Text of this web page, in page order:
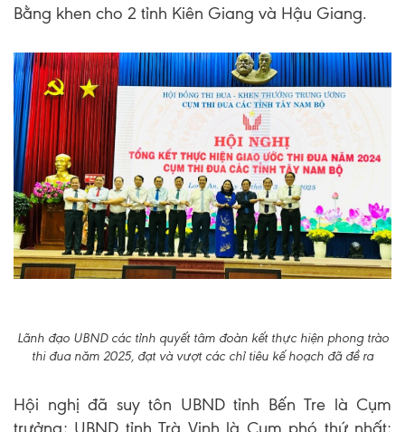
Bằng khen cho 2 tỉnh Kiên Giang và Hậu Giang.
Lãnh đạo UBND các tỉnh quyết tâm đoàn kết thực hiện phong trào
thi đua năm 2025, đạt và vượt các chỉ tiêu kế hoạch đã đề ra
Hội nghị đã suy tôn UBND tỉnh Bến Tre là Cụm